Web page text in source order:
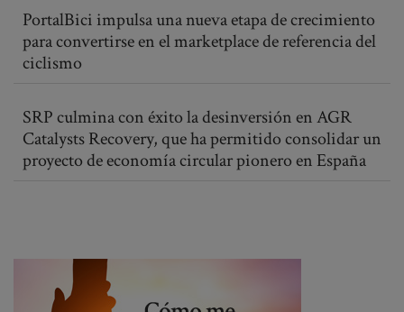
PortalBici impulsa una nueva etapa de crecimiento
para convertirse en el marketplace de referencia del
ciclismo
SRP culmina con éxito la desinversión en AGR
Catalysts Recovery, que ha permitido consolidar un
proyecto de economía circular pionero en España